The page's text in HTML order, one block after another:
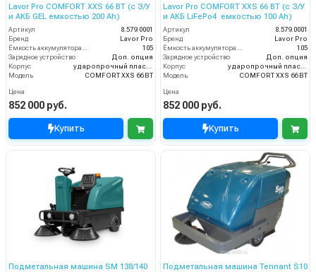
Lavor Pro COMFORT XXS 66 BT (с З/У
и АКБ GEL емкостью 200 Ah)
Артикул
8.579.0001
Бренд
Lavor Pro
Ёмкость аккумулятора (Ач)
105
Зарядное устройство
Доп. опция
Корпус
ударопрочный пластик
Модель
COMFORT XXS 66 BT
Цена
852 000 руб.
Купить
Lavor Pro COMFORT XXS 66 BT (с З/У
и АКБ LiFePo4 емкостью 100 Ah)
Артикул
8.579.0001
Бренд
Lavor Pro
Ёмкость аккумулятора (Ач)
105
Зарядное устройство
Доп. опция
Корпус
ударопрочный пластик
Модель
COMFORT XXS 66 BT
Цена
852 000 руб.
Купить
Подметальная машина SM 138/140 Подметальная машина Tennant S10